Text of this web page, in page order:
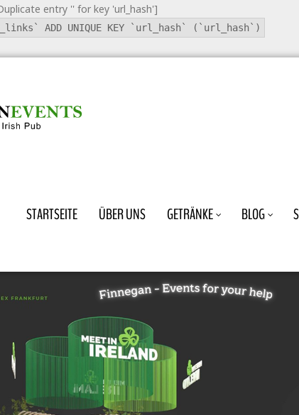
entry '' for key 'url_hash']
ADD UNIQUE KEY `url_hash` (`url_hash`)
STARTSEITE ÜBER UNS GETRÄNKE BLOG